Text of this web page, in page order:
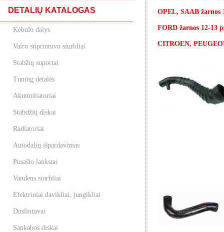
DETALIŲ KATALOGAS
Kėbulo dalys
Vairo stiprintuvo siurbliai
Stabžių suportai
Tuning detalės
Akumuliatoriai
Stabdžių diskai
Radiatoriai
Autodalių išpardavimas
Pusašio lankstai
Vandens siurbliai
Elektriniai davikliai, jungikliai
Duslintuvai
Sankabos diskai
OPEL, SAAB žarnos
FORD žarnos 12-13
CITROEN,